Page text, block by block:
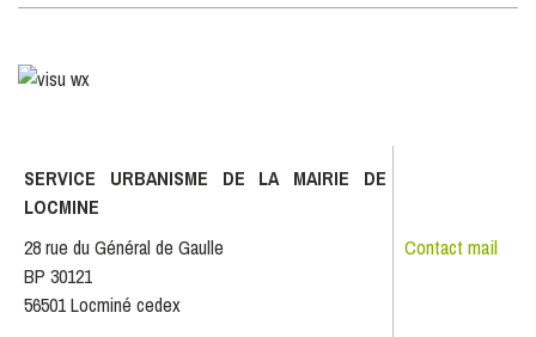
SERVICE URBANISME DE LA MAIRIE DE
LOCMINE
28 rue du Général de Gaulle
BP 30121
56501 Locminé cedex
Contact mail